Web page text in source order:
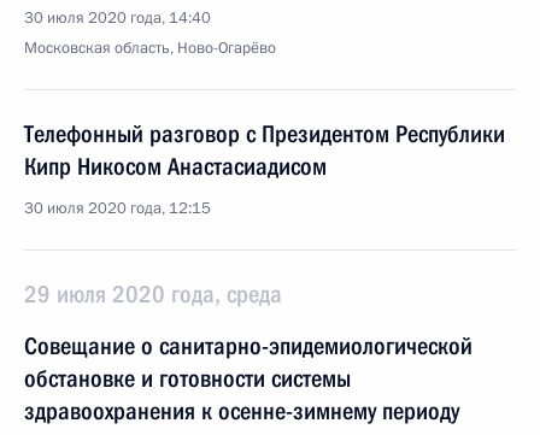
30 июля 2020 года, 14:40
Московская область, Ново-Огарёво
Телефонный разговор с Президентом Республики
Кипр Никосом Анастасиадисом
30 июля 2020 года, 12:15
29 июля 2020 года, среда
Совещание о санитарно-эпидемиологической
обстановке и готовности системы
здравоохранения к осенне-зимнему периоду